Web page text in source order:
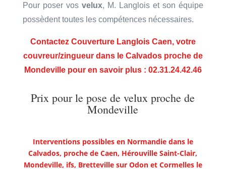
Pour poser vos velux, M. Langlois et son équipe
possèdent toutes les compétences nécessaires.
Contactez Couverture Langlois Caen, votre
couvreur/zingueur dans le Calvados proche de
Mondeville pour en savoir plus : 02.31.24.42.46
Prix pour le pose de velux proche de
Mondeville
Interventions possibles en Normandie dans le
Calvados, proche de Caen, Hérouville Saint-Clair,
Mondeville, ifs, Bretteville sur Odon et Cormelles le